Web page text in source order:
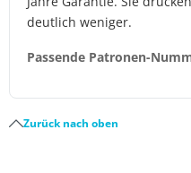
deutlich weniger.
Passende Patronen-
Zurück nach oben